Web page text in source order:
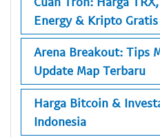
Energy & Kripto Gratis
Arena Breakout: Tips
Update Map Terbaru
Harga Bitcoin &
Indonesia